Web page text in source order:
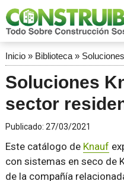
Inicio» Biblioteca»
Soluciones
sector
Publicado: 27/03/2021
Este catálogo de Knauf
con sistemas en seco de
de la compañía